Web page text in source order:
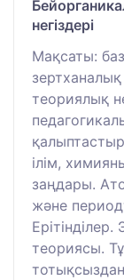
негіздері
Мақсаты:
теориялық
ілім,
заңдары.
және
теориясы.